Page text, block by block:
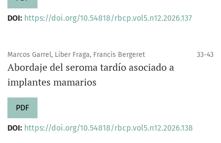
DOI: https://doi.org/10.54818/rbcp.vol5.n12.2026.137
Marcos Garrel, Liber Fraga, Francis Bergeret 33-43
Abordaje del seroma tardío asociado a
implantes mamarios
PDF
DOI: https://doi.org/10.54818/rbcp.vol5.n12.2026.138